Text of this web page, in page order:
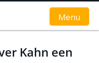
Menu
Kahn een